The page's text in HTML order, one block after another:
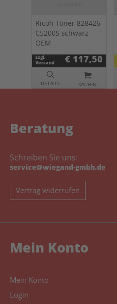
Ricoh Toner 828426
C5200S schwarz
OEM
zzgl.
Versand
€ 117,50
DETAILS KAUFEN
Beratung
Schreiben Sie uns:
service@wiegand-gmbh.de
Vertrag widerrufen
Mein Konto
Mein Konto
Login